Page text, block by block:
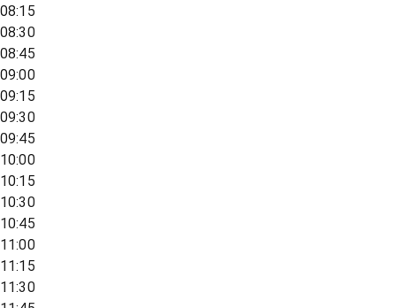
08:15
08:30
08:45
09:00
09:15
09:30
09:45
10:00
10:15
10:30
10:45
11:00
11:15
11:30